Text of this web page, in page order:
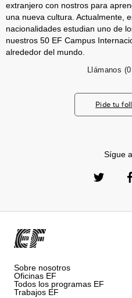
extranjero con nostros para
una nueva cultura. Actualmente,
nacionalidades estudian uno de
nuestros 50 EF Campus
alrededor del mundo.
Llámanos
Pide tu
Sígue
Sobre nosotros
Oficinas EF
Todos los programas EF
Trabajos EF